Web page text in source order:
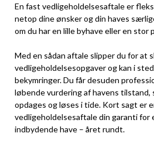
En fast vedligeholdelsesaftale er
netop dine ønsker og din haves
om du har en lille byhave eller en stor
Med en sådan aftale slipper du for at
vedligeholdelsesopgaver og kan i
bekymringer. Du får desuden
løbende vurdering af havens tilstand,
opdages og løses i tide. Kort sagt er
vedligeholdelsesaftale din garanti for
indbydende have – året rundt.